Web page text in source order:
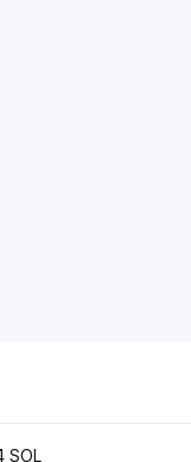
SOL